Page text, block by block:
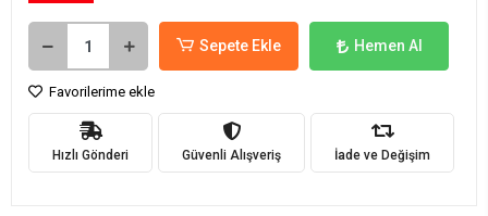
Sepete Ekle Hemen Al
Favorilerime ekle
Hızlı Gönderi Güvenli Alışveriş İade ve Değişim